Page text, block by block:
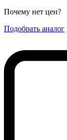
Почему нет цен?
Подобрать аналог